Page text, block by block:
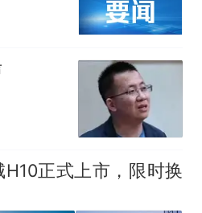
正式上市，限时换